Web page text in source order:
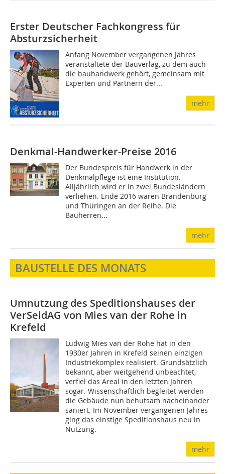
Erster Deutscher Fachkongress für
Absturzsicherheit
Anfang November vergangenen Jahres
veranstaltete der Bauverlag, zu dem auch
die bauhandwerk gehört, gemeinsam mit
Experten und Partnern der...
mehr
Denkmal-Handwerker-Preise 2016
Der Bundespreis für Handwerk in der
Denkmalpflege ist eine Institution.
Alljährlich wird er in zwei Bundesländern
verliehen. Ende 2016 waren Brandenburg
und Thüringen an der Reihe. Die
Bauherren...
mehr
BAUSTELLE DES MONATS
Umnutzung des Speditionshauses der
VerSeidAG von Mies van der Rohe in
Krefeld
Ludwig Mies van der Rohe hat in den
1930er Jahren in Krefeld seinen einzigen
Industriekomplex realisiert. Grundsätzlich
bekannt, aber weitgehend unbeachtet,
verfiel das Areal in den letzten Jahren
sogar. Wissenschaftlich begleitet werden
die Gebäude nun behutsam nacheinander
saniert. Im November vergangenen Jahres
ging das einstige Speditionshaus neu in
Nutzung.
mehr